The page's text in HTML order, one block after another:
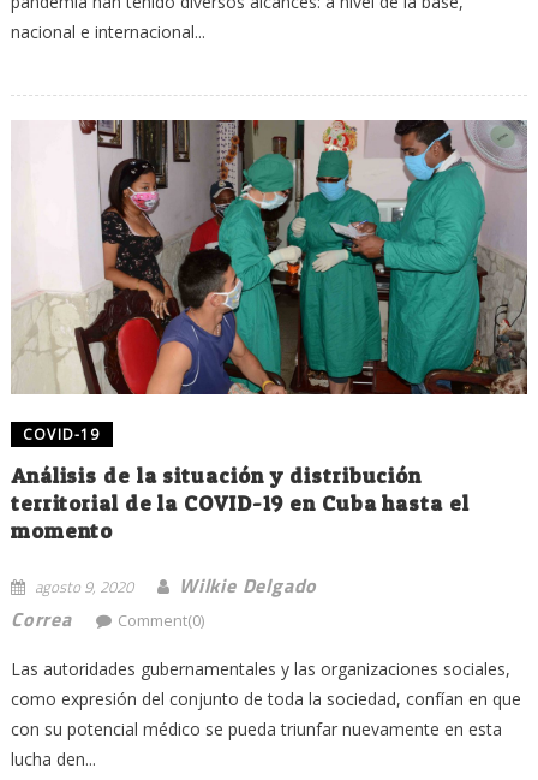
nacional e internacional...
COVID-19
Análisis de la situación y distribución
territorial de la COVID-19 en Cuba hasta el
momento
agosto 9, 2020
Wilkie Delgado
Correa
Comment(0)
Las autoridades gubernamentales y las organizaciones sociales,
como expresión del conjunto de toda la sociedad, confían en que
con su potencial médico se pueda triunfar nuevamente en esta
lucha den...